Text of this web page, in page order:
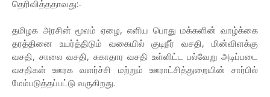
தெரிவித்ததாவது:-
தமிழக அரசின் மூலம் ஏழை, எளிய பொது மக்களின் வாழ்க்கை
தரத்தினை உயர்த்திடும் வகையில் குடிநீர் வசதி, மின்விளக்கு
வசதி, சாலை வசதி, சுகாதார வசதி உள்ளிட்ட பல்வேறு அடிப்படை
வசதிகள் ஊரக வளர்ச்சி மற்றும் ஊராட்சித்துறையின் சார்பில்
மேம்படுத்தப்பட்டு வருகிறது.